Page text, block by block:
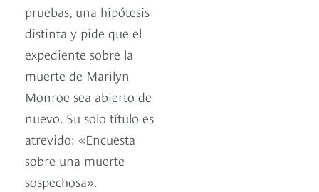
pruebas, una hipótesis
distinta y pide que el
expediente sobre la
muerte de Marilyn
Monroe sea abierto de
nuevo. Su solo título es
atrevido: «Encuesta
sobre una muerte
sospechosa».